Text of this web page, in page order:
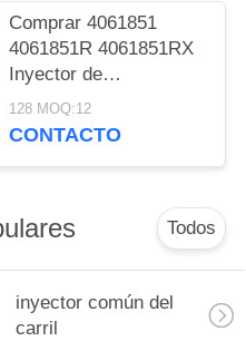
común 0 445 120 448
Comprar 4061851
4061851R 4061851RX
Inyector de
combustible de tren
común para máquinas
combustible
128 MOQ:12
CONTACTO
Todos
inyector común del
carril